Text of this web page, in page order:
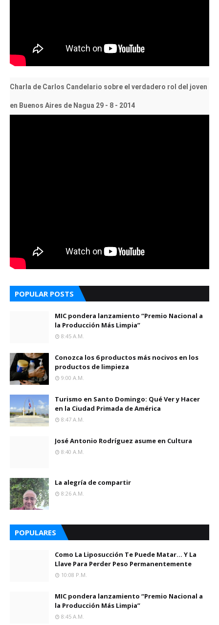
Charla de Carlos Candelario sobre el verdadero rol del joven
en Buenos Aires de Nagua 29 - 8 - 2014
POPULAR POSTS
MIC pondera lanzamiento “Premio Nacional a
la Producción Más Limpia”
8:45 A.m.
Conozca los 6 productos más nocivos en los
productos de limpieza
9:00 A.m.
Turismo en Santo Domingo: Qué Ver y Hacer
en la Ciudad Primada de América
8:47 A.m.
José Antonio Rodríguez asume en Cultura
8:40 A.m.
La alegría de compartir
8:26 A.m.
POPULARES
Como La Liposucción Te Puede Matar… Y La
Llave Para Perder Peso Permanentemente
10:08 P.m.
MIC pondera lanzamiento “Premio Nacional a
la Producción Más Limpia”
8:45 A.m.